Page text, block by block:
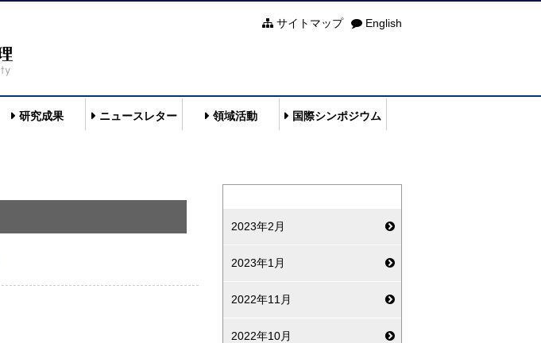
English
サイトマップ
研究成果 ニュースレター 領域活動 国際シンポジウム
2023年2月
2023年1月
2022年11月
2022年10月